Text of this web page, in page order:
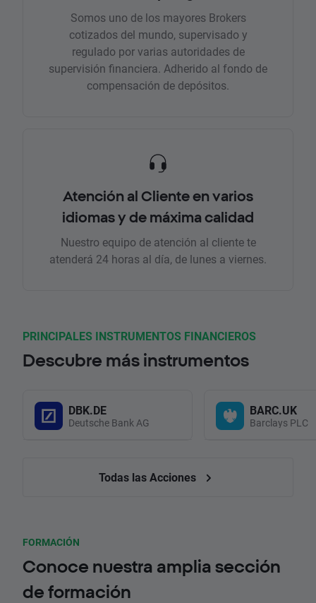
Somos uno de los mayores Brokers
cotizados del mundo, supervisado y
regulado por varias autoridades de
supervisión financiera. Adherido al fondo de
compensación de depósitos.
Atención al Cliente en varios
idiomas y de máxima calidad
Nuestro equipo de atención al cliente te
atenderá 24 horas al día, de lunes a viernes.
PRINCIPALES INSTRUMENTOS FINANCIEROS
Descubre más instrumentos
DBK.DE
Deutsche Bank AG
BARC.UK
Barclays PLC
Todas las Acciones
FORMACIÓN
Conoce nuestra amplia sección
de formación